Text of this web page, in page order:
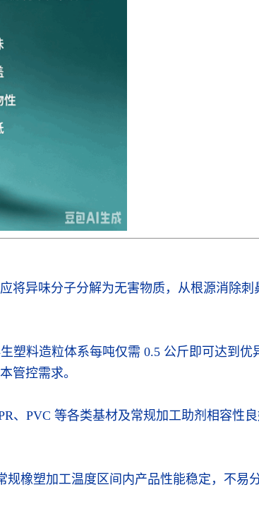
将异味分子分解为无害物质，从根源消除刺
料造粒体系每吨仅需 0.5 公斤即可达到优
管控需求。
、PVC 等各类基材及常规加工助剂相容性
橡塑加工温度区间内产品性能稳定，不易